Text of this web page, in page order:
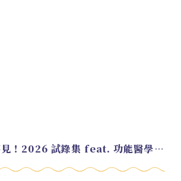
EP.220 好久不見！2026 試錄集 feat. 功能醫學營養師 美寶